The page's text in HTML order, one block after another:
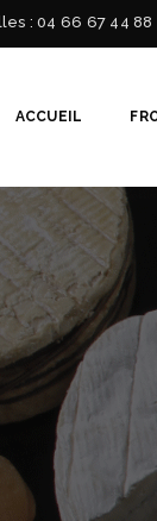
: 04 66 67 44
ACCUEIL